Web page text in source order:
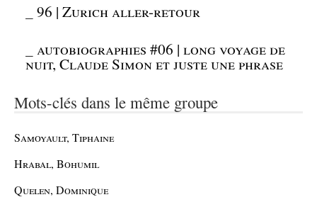
_96 | Zurich aller-retour
_autobiographies #06 | long voyage de
nuit, Claude Simon et juste une phrase
Mots-clés dans le même groupe
Samoyault, Tiphaine
Hrabal, Bohumil
Quelen, Dominique